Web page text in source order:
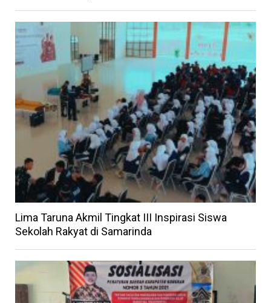
Lima Taruna Akmil Tingkat III Inspirasi Siswa
Sekolah Rakyat di Samarinda